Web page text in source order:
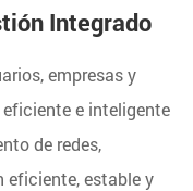
Integrado
empresas y
e inteligente
de redes,
eficiente, estable y